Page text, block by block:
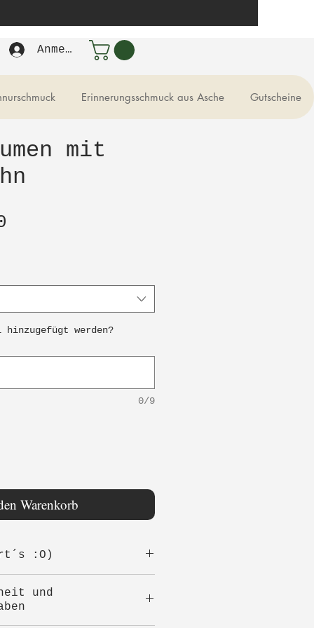
Anmelden
Erinnerungsschmuck aus Asche Gutscheine
mit
hinzugefügt werden?
0/9
Warenkorb
:O)
bitte das Zähnchen
es beim
und